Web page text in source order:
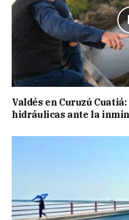
Valdés en Curuzú
hidráulicas ante la